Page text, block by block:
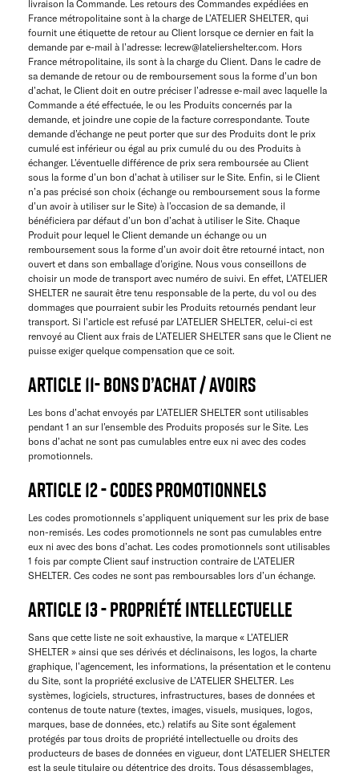
livraison la Commande. Les retours des Commandes expédiées en
France métropolitaine sont à la charge de L’ATELIER SHELTER, qui
fournit une étiquette de retour au Client lorsque ce dernier en fait la
demande par e-mail à l’adresse: lecrew@lateliershelter.com. Hors
France métropolitaine, ils sont à la charge du Client. Dans le cadre de
sa demande de retour ou de remboursement sous la forme d’un bon
d’achat, le Client doit en outre préciser l’adresse e-mail avec laquelle la
Commande a été effectuée, le ou les Produits concernés par la
demande, et joindre une copie de la facture correspondante. Toute
demande d’échange ne peut porter que sur des Produits dont le prix
cumulé est inférieur ou égal au prix cumulé du ou des Produits à
échanger. L’éventuelle différence de prix sera remboursée au Client
sous la forme d’un bon d’achat à utiliser sur le Site. Enfin, si le Client
n’a pas précisé son choix (échange ou remboursement sous la forme
d’un avoir à utiliser sur le Site) à l’occasion de sa demande, il
bénéficiera par défaut d’un bon d’achat à utiliser le Site. Chaque
Produit pour lequel le Client demande un échange ou un
remboursement sous la forme d’un avoir doit être retourné intact, non
ouvert et dans son emballage d'origine. Nous vous conseillons de
choisir un mode de transport avec numéro de suivi. En effet, L’ATELIER
SHELTER ne saurait être tenu responsable de la perte, du vol ou des
dommages que pourraient subir les Produits retournés pendant leur
transport. Si l'article est refusé par L’ATELIER SHELTER, celui-ci est
renvoyé au Client aux frais de L’ATELIER SHELTER sans que le Client ne
puisse exiger quelque compensation que ce soit.
ARTICLE 11- BONS D’ACHAT / AVOIRS
Les bons d’achat envoyés par L’ATELIER SHELTER sont utilisables
pendant 1 an sur l’ensemble des Produits proposés sur le Site. Les
bons d’achat ne sont pas cumulables entre eux ni avec des codes
promotionnels.
ARTICLE 12 - CODES PROMOTIONNELS
Les codes promotionnels s'appliquent uniquement sur les prix de base
non-remisés. Les codes promotionnels ne sont pas cumulables entre
eux ni avec des bons d’achat. Les codes promotionnels sont utilisables
1 fois par compte Client sauf instruction contraire de L’ATELIER
SHELTER. Ces codes ne sont pas remboursables lors d’un échange.
ARTICLE 13 - PROPRIÉTÉ INTELLECTUELLE
Sans que cette liste ne soit exhaustive, la marque « L’ATELIER
SHELTER » ainsi que ses dérivés et déclinaisons, les logos, la charte
graphique, l’agencement, les informations, la présentation et le contenu
du Site, sont la propriété exclusive de L’ATELIER SHELTER. Les
systèmes, logiciels, structures, infrastructures, bases de données et
contenus de toute nature (textes, images, visuels, musiques, logos,
marques, base de données, etc.) relatifs au Site sont également
protégés par tous droits de propriété intellectuelle ou droits des
producteurs de bases de données en vigueur, dont L’ATELIER SHELTER
est la seule titulaire ou détentrice des droits. Tous désassemblages,